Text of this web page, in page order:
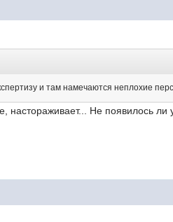
и там намечаются неплохие
Не появилось ли